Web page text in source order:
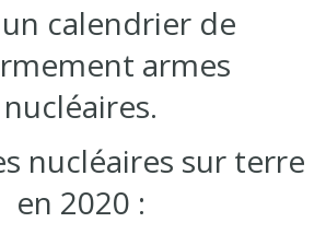
calendrier de
armes
nucléaires.
nucléaires sur terre
en 2020 :